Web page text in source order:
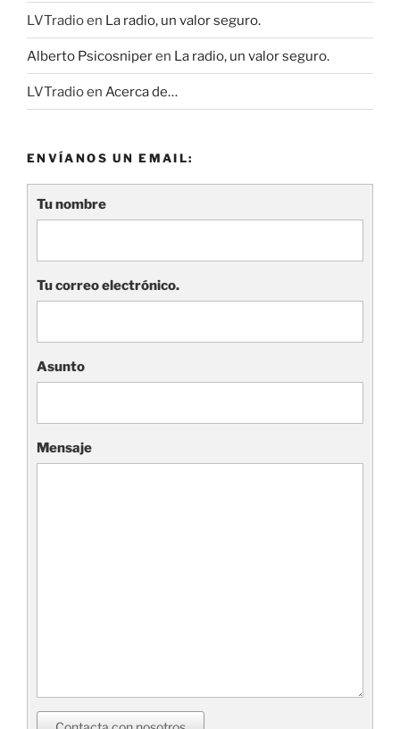
LVTradioen La radio, un valor seguro.
Alberto Psicosniperen La radio, un valor seguro.
LVTradioen Acerca de…
ENVÍANOS UN EMAIL:
Tu nombre
Tu correo electrónico.
Asunto
Mensaje